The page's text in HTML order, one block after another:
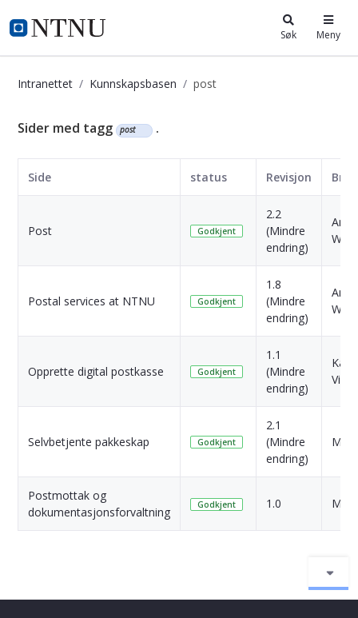
i.ntnu.no Søk Meny
Intranettet Kunnskapsbasen post
Kunnskapsbasen
Sider med tagg post .
Side status Revisjon
Post Godkjent
2.2
(Mindre
endring)
Postal services at NTNU Godkjent
1.8
(Mindre
endring)
Opprette digital postkasse Godkjent
1.1
(Mindre
endring)
Kari
Selvbetjente pakkeskap Godkjent
2.1
(Mindre
endring)
Postmottak og
dokumentasjonsforvaltning
Godkjent 1.0